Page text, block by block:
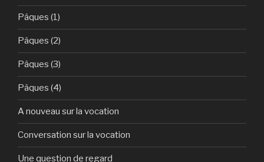
Pâques (1)
Pâques (2)
Pâques (3)
Pâques (4)
A nouveau sur la vocation
Conversation sur la vocation
Une question de regard